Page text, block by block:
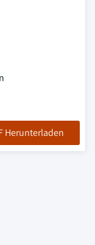
Herunterladen